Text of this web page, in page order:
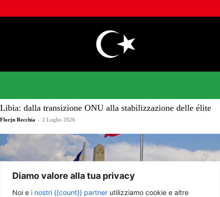
Diamo valore alla tua privacy
Noi e i nostri {{count}} partner utilizziamo cookie e altre
Libia: dalla transizione ONU alla stabilizzazione delle élite
Florjn Recchia - 2 Luglio 2026